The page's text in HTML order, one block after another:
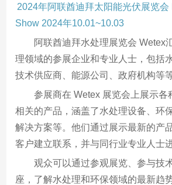
2024年阿联酋迪拜太阳能光伏展览
Show 2024年10.01~10.03
阿联酋迪拜水处理展览会 Wetex
理领域的参展企业和专业人士，包括
技术供应商、能源公司、政府机构等等
参展商在 Wetex 展览会上展示各
相关的产品，涵盖了水处理设备、环
解决方案等。他们通过展示最新的产
客户建立联系，并与同行业专业人士
观众可以通过参观展览、参与技
座，了解水处理和环保领域的最新趋